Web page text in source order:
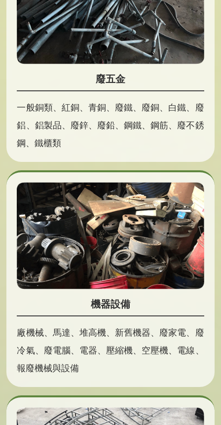
廢五金
一般銅類、紅銅、青銅、廢鐵、廢銅、白鐵、廢
鋁、鋁製品、廢鋅、廢鉛、鋼鐵、鋼筋、廢不銹
鋼、鐵櫃類
機器設備
廠機械、馬達、堆高機、新舊機器、廢家電、廢
冷氣、廢電腦、電器、壓縮機、空壓機、電線、
報廢機械與設備